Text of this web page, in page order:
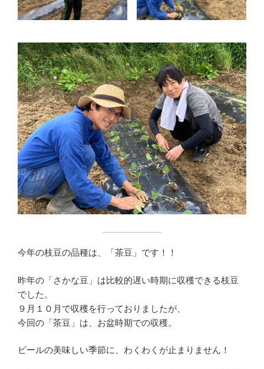
今年の枝豆の品種は、「茶豆」です！！
昨年の「さかな豆」は比較的遅い時期に収穫できる枝豆
でした。
９月１０月で収穫を行っておりましたが、
今回の「茶豆」は、お盆時期での収穫。
ビールの美味しい季節に、わくわくが止まりません！